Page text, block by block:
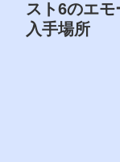
スト6のエ
入手場所